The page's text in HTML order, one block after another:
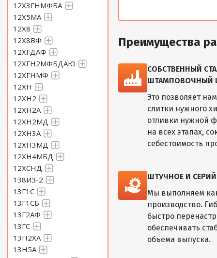
12Х3ГНМФБА
12Х5МА
12Х8
12Х8ВФ
12ХГДАФ
12ХГН2МФБДАЮ
12ХГНМФ
12ХН
12ХН2
12ХН2А
12ХН2МД
12ХН3А
12ХН3МД
12ХН4МБД
12ХСНД
138ИЗ-2
13Г1С
13Г1СБ
13Г2АФ
13ГС
13Н2ХА
13Н5А
Преимущества
СОБСТВЕННЫЙ
ШТАМПОВОЧНЫЙ
Это позволяет
слитки нужного
отливки нужной
на всех этапах,
себестоимость
ШТУЧНОЕ И
Мы выполняем
производство.
быстро
обеспечивать
объема выпуска.